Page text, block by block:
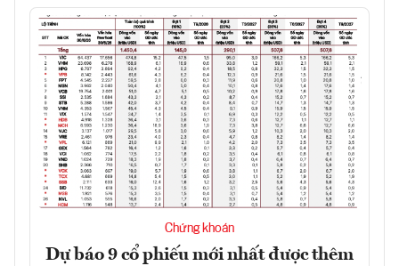
Chứng khoán
Dự báo 9 cổ phiếu mới nhất được thêm